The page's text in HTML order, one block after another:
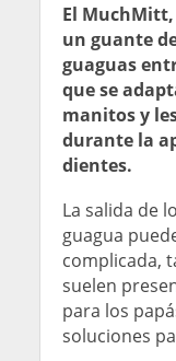
El
un guante
guaguas
que se
manitos y
durante la
dientes.
La salida de
guagua
complicada,
suelen
para los
soluciones